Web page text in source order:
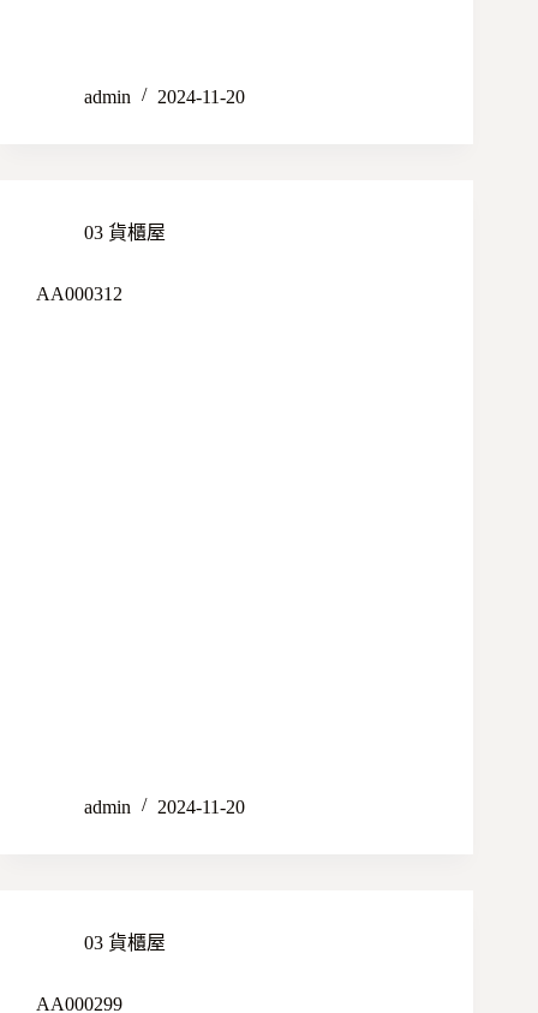
admin 2024-11-20
03 貨櫃屋
AA000312
admin 2024-11-20
03 貨櫃屋
AA000299